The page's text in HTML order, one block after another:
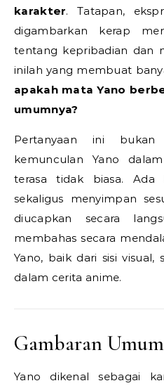
karakter. Tatapan,
digambarkan kerap
tentang kepribadian dan
inilah yang membuat
apakah mata Yano
umumnya?
Pertanyaan ini
kemunculan Yano
terasa tidak biasa. Ada
sekaligus menyimpan
diucapkan secara
membahas secara
Yano, baik dari sisi
dalam cerita anime.
Gambaran
Yano dikenal sebagai